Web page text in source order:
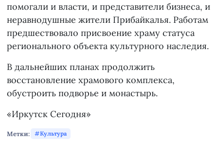
помогали и власти, и представители бизнеса, и
неравнодушные жители Прибайкалья. Работам
предшествовало присвоение храму статуса
регионального объекта культурного наследия.
В дальнейших планах продолжить
восстановление храмового комплекса,
обустроить подворье и монастырь.
«Иркутск Сегодня»
Метки: Культура